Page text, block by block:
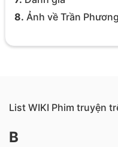
8. Ảnh về Trần
List WIKI Phim truyện
B